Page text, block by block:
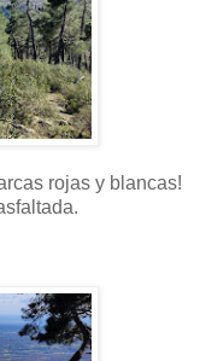
rojas y blancas!